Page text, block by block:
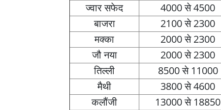
ज्वार सफेद
4000 से 4500
बाजरा
2100 से 2300
मक्का
2000 से 2300
जौ नया
2000 से 2300
तिल्ली
8500 से 11000
मैथी
3800 से 4600
कलौंजी
13000 से 18850